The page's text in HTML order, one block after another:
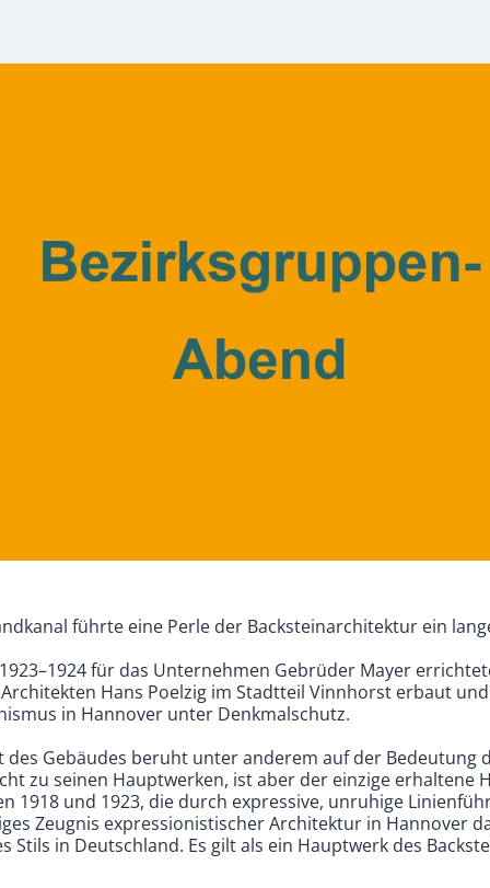
führte eine Perle der Backsteinarchitektur ein
für das Unternehmen Gebrüder Mayer
Hans Poelzig im Stadtteil Vinnhorst erbaut
in Hannover unter Denkmalschutz.
des Gebäudes beruht unter anderem auf der Bedeutung
zu seinen Hauptwerken, ist aber der einzige erhaltene
1918 und 1923, die durch expressive, unruhige
Zeugnis expressionistischer Architektur in Hannover
Stils in Deutschland. Es gilt als ein Hauptwerk des